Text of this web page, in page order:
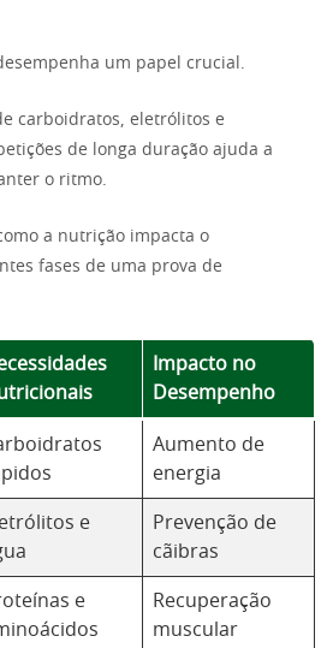
um papel crucial.
carboidratos, eletrólitos e
de longa duração ajuda a
o ritmo.
a nutrição impacta o
fases de uma prova de
Impacto no
Desempenho
Aumento de
energia
e
Prevenção de
cãibras
e
Recuperação
muscular